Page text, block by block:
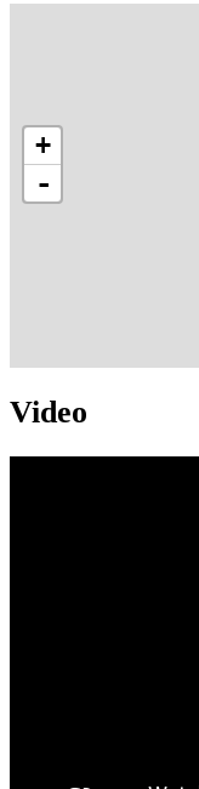
+
-
Video